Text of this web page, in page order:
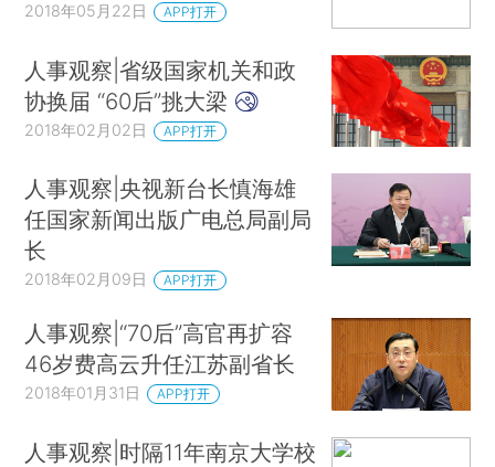
2018年05月22日 APP打开
人事观察|省级国家机关和政
协换届 “60后”挑大梁
2018年02月02日 APP打开
人事观察|央视新台长慎海雄
任国家新闻出版广电总局副局
长
2018年02月09日 APP打开
人事观察|“70后”高官再扩容
46岁费高云升任江苏副省长
2018年01月31日 APP打开
人事观察|时隔11年南京大学校